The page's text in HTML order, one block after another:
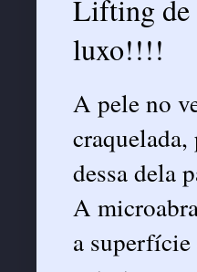
Lifting de
luxo!!!!
A pele no
dessa dela
A
a